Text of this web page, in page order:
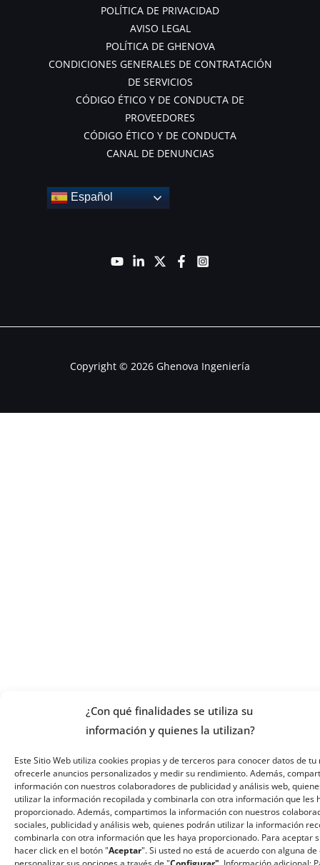
¿Con qué finalidades se utiliza su
información y quienes la utilizan?
Este Sitio Web utiliza cookies propias y de terceros para conocer datos de tu
ofrecerle anuncios personalizados y medir su rendimiento. Además,
información con nuestros colaboradores de publicidad y análisis web,
utilizar la información recopilada y combinarla con otra información que les
proporcionado. Además, compartimos la información con nuestros
sociales, publicidad y análisis web, quienes podrán utilizar la información
combinarla con otra información que les haya proporcionado. Para aceptar
hacer click en el botón "Aceptar". Si usted no está de acuerdo con alguna
POLÍTICA DE PRIVACIDAD
AVISO LEGAL
POLÍTICA DE GHENOVA
CONDICIONES GENERALES DE CONTRATACIÓN
DE SERVICIOS
CÓDIGO ÉTICO Y DE CONDUCTA DE
PROVEEDORES
CÓDIGO ÉTICO Y DE CONDUCTA
CANAL DE DENUNCIAS
Español
Copyright © 2026 Ghenova Ingeniería